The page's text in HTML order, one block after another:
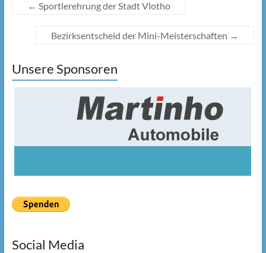
← Sportlerehrung der Stadt Vlotho
Bezirksentscheid der Mini-Meisterschaften →
Unsere Sponsoren
Social Media